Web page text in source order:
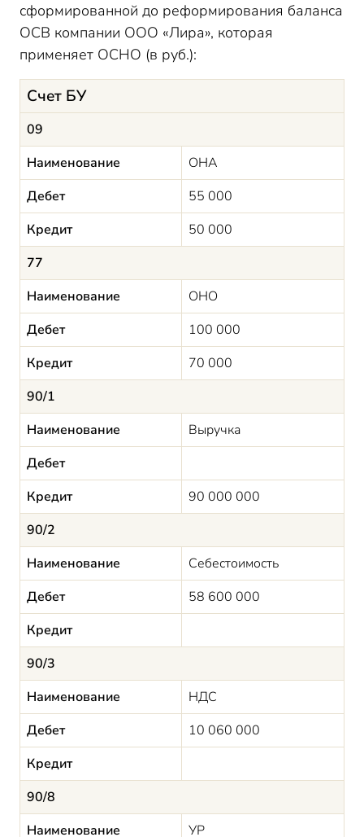
сформированной до реформирования баланса
ОСВ компании ООО «Лира», которая
применяет ОСНО (в руб.):
Счет БУ
09
Наименование
ОНА
Дебет
55 000
Кредит
50 000
77
Наименование
ОНО
Дебет
100 000
Кредит
70 000
90/1
Наименование
Выручка
Дебет
Кредит
90 000 000
90/2
Наименование
Себестоимость
Дебет
58 600 000
Кредит
90/3
Наименование
НДС
Дебет
10 060 000
Кредит
90/8
Наименование
УР